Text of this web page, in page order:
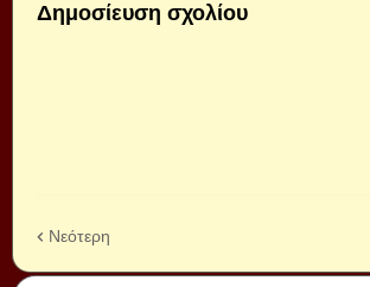
Δημοσίευση σχολίου
Νεότερη